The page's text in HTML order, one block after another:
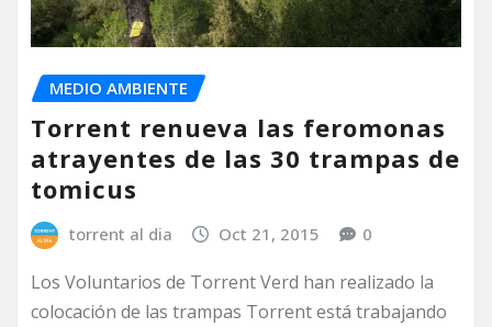
MEDIO AMBIENTE
Torrent renueva las feromonas
atrayentes de las 30 trampas de
tomicus
torrent al dia Oct 21, 2015 0
Los Voluntarios de Torrent Verd han realizado la
colocación de las trampas Torrent está trabajando